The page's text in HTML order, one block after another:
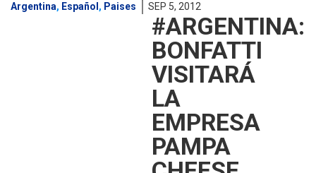
Argentina, Español , Paises SEP 5, 2012
#ARGENTINA:
BONFATTI
VISITARÁ
LA
EMPRESA
PAMPA